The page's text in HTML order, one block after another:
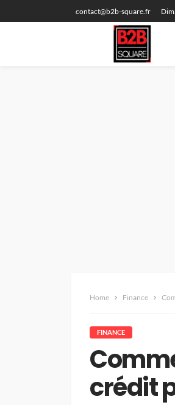
contact@b2b-square.fr
Home Finance
FINANCE
crédit